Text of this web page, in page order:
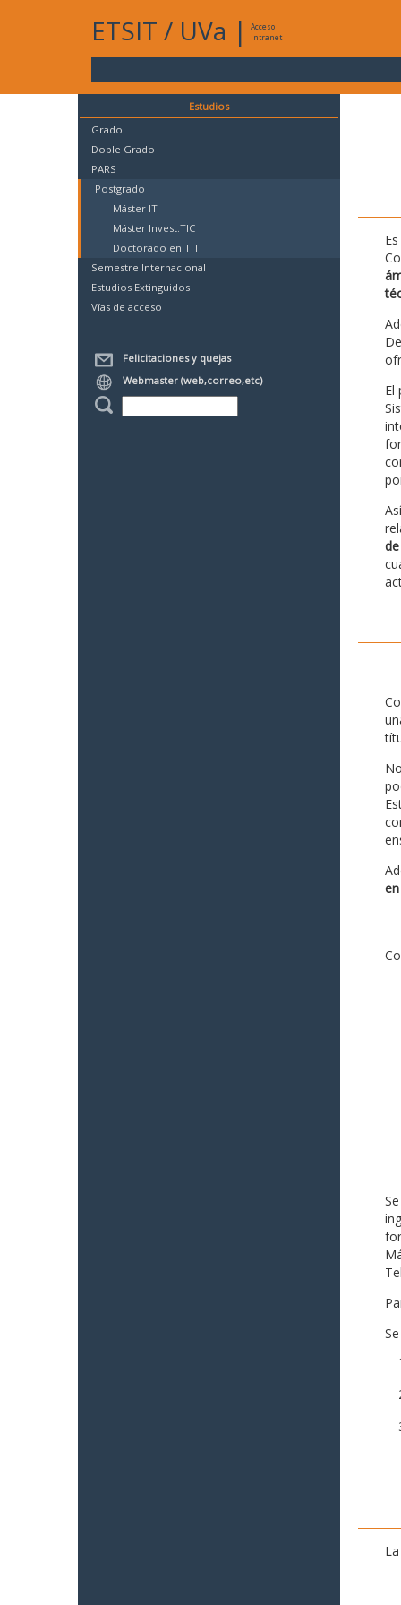
ETSIT / UVa |
Acceso
Intranet
Estudios
Grado
Doble Grado
PARS
Postgrado
Máster IT
Máster Invest.TIC
Doctorado en TIT
Semestre Internacional
Estudios Extinguidos
Vías de acceso
Felicitaciones y quejas
Webmaster (web,correo,etc)
El